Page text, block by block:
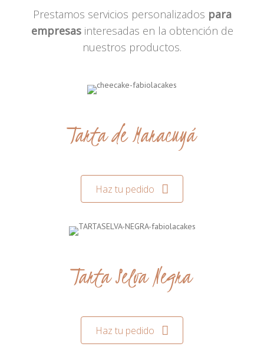
Prestamos servicios personalizados para
empresasinteresadas en la obtención de
nuestros productos.
Tarta de Maracuyá
Haz tu pedido
Tarta Selva Negra
Haz tu pedido